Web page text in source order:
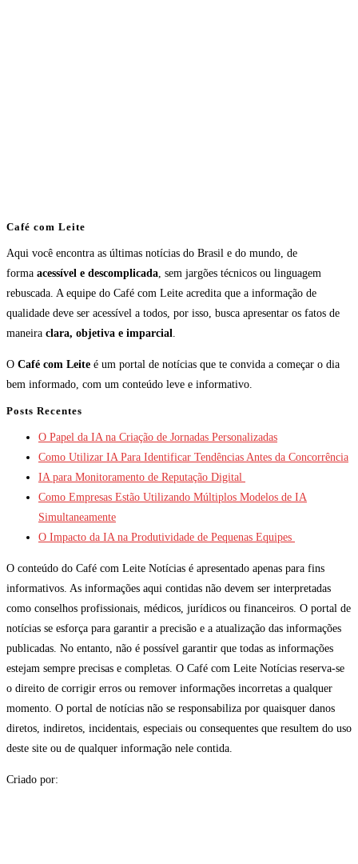
Café com Leite
Aqui você encontra as últimas notícias do Brasil e do mundo, de
forma acessível e descomplicada, sem jargões técnicos ou linguagem
rebuscada. A equipe do Café com Leite acredita que a informação de
qualidade deve ser acessível a todos, por isso, busca apresentar os fatos de
maneira clara, objetiva e imparcial.
O Café com Leite é um portal de notícias que te convida a começar o dia
bem informado, com um conteúdo leve e informativo.
Posts Recentes
O Papel da IA na Criação de Jornadas Personalizadas
Como Utilizar IA Para Identificar Tendências Antes da Concorrência
IA para Monitoramento de Reputação Digital
Como Empresas Estão Utilizando Múltiplos Modelos de IA
Simultaneamente
O Impacto da IA na Produtividade de Pequenas Equipes
O conteúdo do Café com Leite Notícias é apresentado apenas para fins
informativos. As informações aqui contidas não devem ser interpretadas
como conselhos profissionais, médicos, jurídicos ou financeiros. O portal de
notícias se esforça para garantir a precisão e a atualização das informações
publicadas. No entanto, não é possível garantir que todas as informações
estejam sempre precisas e completas. O Café com Leite Notícias reserva-se
o direito de corrigir erros ou remover informações incorretas a qualquer
momento. O portal de notícias não se responsabiliza por quaisquer danos
diretos, indiretos, incidentais, especiais ou consequentes que resultem do uso
deste site ou de qualquer informação nele contida.
Criado por: